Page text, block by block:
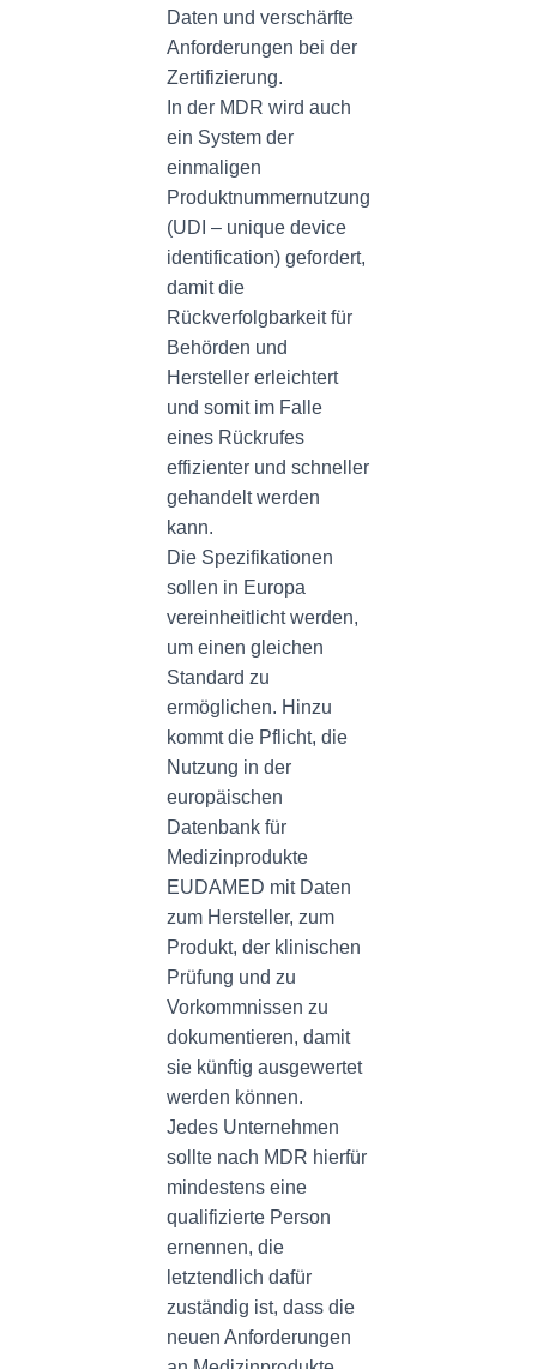
Daten und verschärfte
Anforderungen bei der
Zertifizierung.
In der MDR wird auch
ein System der
einmaligen
Produktnummernutzung
(UDI – unique device
identification) gefordert,
damit die
Rückverfolgbarkeit für
Behörden und
Hersteller erleichtert
und somit im Falle
eines Rückrufes
effizienter und schneller
gehandelt werden
kann.
Die Spezifikationen
sollen in Europa
vereinheitlicht werden,
um einen gleichen
Standard zu
ermöglichen. Hinzu
kommt die Pflicht, die
Nutzung in der
europäischen
Datenbank für
Medizinprodukte
EUDAMED mit Daten
zum Hersteller, zum
Produkt, der klinischen
Prüfung und zu
Vorkommnissen zu
dokumentieren, damit
sie künftig ausgewertet
werden können.
Jedes Unternehmen
sollte nach MDR hierfür
mindestens eine
qualifizierte Person
ernennen, die
letztendlich dafür
zuständig ist, dass die
neuen Anforderungen